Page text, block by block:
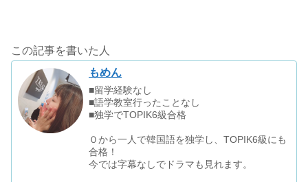
この記事を書いた人
もめん
■留学経験なし
■語学教室行ったことなし
■独学でTOPIK6級合格
０から一人で韓国語を独学し、TOPIK6級にも
合格！
今では字幕なしでドラマも見れます。